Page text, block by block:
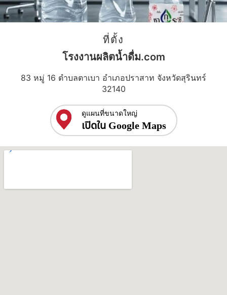
ที่ตั้ง
โรงงานผลิตน้ำดื่ม.com
83 หมู่ 16 ตำบลตาเบา อำเภอปราสาท จังหวัดสุรินทร์
32140
ดูแผนที่ขนาดใหญ่
เปิดใน Google Maps